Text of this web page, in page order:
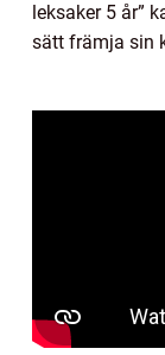
leksaker 5 år”
sätt främja sin